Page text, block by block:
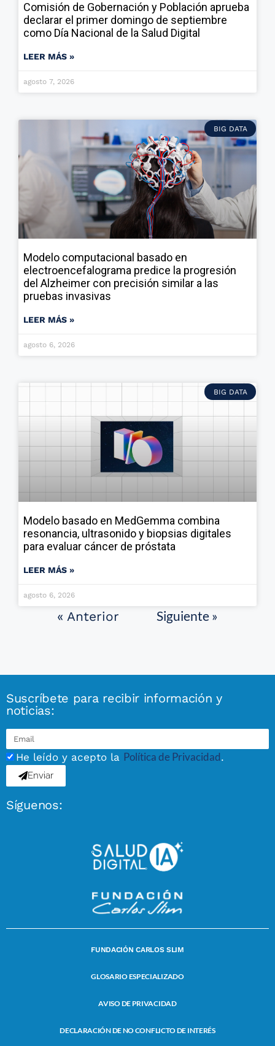
Comisión de Gobernación y Población aprueba
declarar el primer domingo de septiembre
como Día Nacional de la Salud Digital
LEER MÁS »
agosto 7, 2026
BIG DATA
Modelo computacional basado en
electroencefalograma predice la progresión
del Alzheimer con precisión similar a las
pruebas invasivas
LEER MÁS »
agosto 6, 2026
BIG DATA
Modelo basado en MedGemma combina
resonancia, ultrasonido y biopsias digitales
para evaluar cáncer de próstata
LEER MÁS »
agosto 6, 2026
« Anterior Siguiente »
Suscríbete para recibir información y
noticias:
He leído y acepto la Política de Privacidad.
Enviar
Síguenos:
FUNDACIÓN CARLOS SLIM
GLOSARIO ESPECIALIZADO
AVISO DE PRIVACIDAD
DECLARACIÓN DE NO CONFLICTO DE INTERÉS